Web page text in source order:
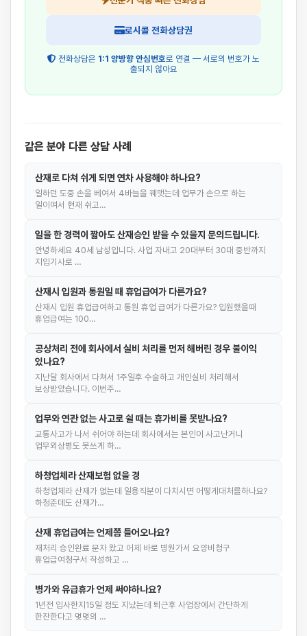
로시콜 전화상담권
전화상담은 1:1 양방향 안심번호로 연결 — 서로의 번호가 노
출되지 않아요
같은 분야 다른 상담 사례
산재로 다쳐 쉬게 되면 연차 사용해야 하나요?
일하던 도중 손을 베여서 4바늘을 꿰맷는데 업무가 손으로 하는
일이여서 현재 쉬고…
일을 한 경력이 짧아도 산재승인 받을 수 있을지 문의드립니다.
안녕하세요 40세 남성입니다. 사업 자내고 20대부터 30대 중반까지
지입기사로 …
산재시 입원과 통원일 때 휴업급여가 다른가요?
산재시 입원 휴업급여하고 통원 휴업 급여가 다른가요? 입원했을때
휴업급여는 100…
공상처리 전에 회사에서 실비 처리를 먼저 해버린 경우 불이익
있나요?
지난달 회사에서 다쳐서 1주일후 수술하고 개인실비 처리해서
보상받았습니다. 이번주…
업무와 연관 없는 사고로 쉴 때는 휴가비를 못받나요?
교통사고가 나서 쉬어야 하는데 회사에서는 본인이 사고난거니
업무외상병도 못쓰게 하…
하청업체라 산재보험 없을 경
하청업체라 산재가 없는데 일용직분이 다치시면 어떻게대처를하나요?
하청준데도 산재가…
산재 휴업급여는 언제쯤 들어오나요?
재처리 승인완료 문자 왔고 어제 바로 병원가서 요양비청구
휴업급여청구서 작성하고 …
병가와 유급휴가 언제 써야하나요?
1년전 입사한지15일 정도 지났는데 퇴근후 사업장에서 간단하게
한잔한다고 몇몇의 …